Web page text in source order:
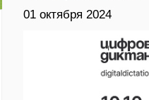
01 октября 2024